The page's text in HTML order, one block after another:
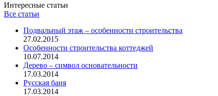
Интересные статьи
Все статьи
Подвальный этаж – особенности строительства
27.02.2015
Особенности строительства коттеджей
10.07.2014
Дерево – символ основательности
17.03.2014
Русская баня
17.03.2014